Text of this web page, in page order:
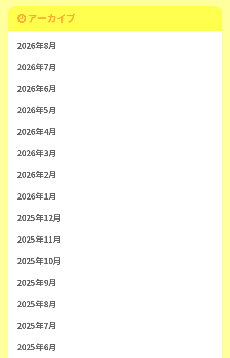
アーカイブ
2026年8月
2026年7月
2026年6月
2026年5月
2026年4月
2026年3月
2026年2月
2026年1月
2025年12月
2025年11月
2025年10月
2025年9月
2025年8月
2025年7月
2025年6月